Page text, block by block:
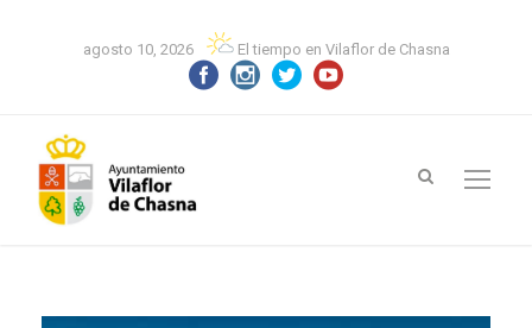
agosto 10, 2026 El tiempo en Vilaflor de Chasna